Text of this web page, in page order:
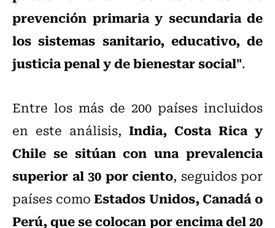
prevención primaria y secundaria de
los sistemas sanitario, educativo, de
justicia penal y de bienestar social".
Entre los más de 200 países incluidos
en este análisis, India, Costa Rica y
Chile se sitúan con una prevalencia
superior al 30 por ciento, seguidos por
países comoEstados Unidos, Canadá o
Perú, que se colocan por encima del 20